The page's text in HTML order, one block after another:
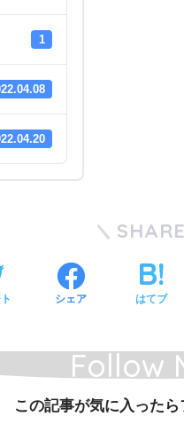
1
SHARE
シェア はてブ
Follow
この記事が気に入ったら